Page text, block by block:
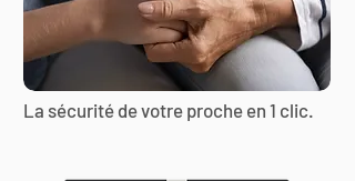
La sécurité de votre proche en 1 clic.